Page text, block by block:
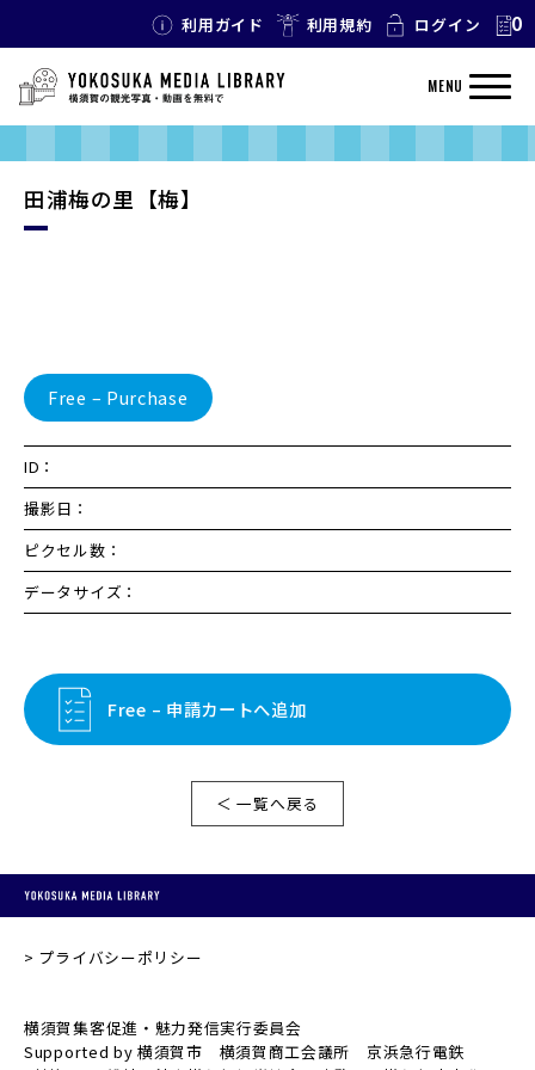
利用ガイド 利用規約 ログイン 0
MENU
田浦梅の里【梅】
Free – Purchase
ID：
撮影日：
ピクセル数：
データサイズ：
Free – 申請カートへ追加
＜ 一覧へ戻る
プライバシーポリシー
横須賀集客促進・魅力発信実行委員会
Supported by 横須賀市 横須賀商工会議所 京浜急行電鉄